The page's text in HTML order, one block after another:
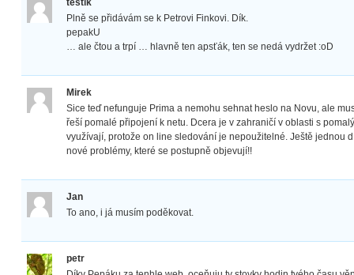
Plně se přidávám se k Petrovi Finkovi. Dík.
pepakU
… ale čtou a trpí … hlavně ten apsťák, ten se nedá vydržet :oD
Mirek
Sice teď nefunguje Prima a nemohu sehnat heslo na Novu, ale
řeší pomalé připojení k netu. Dcera je v zahraničí v oblasti s
využívají, protože on line sledování je nepoužitelné. Ještě jednou
nové problémy, které se postupně objevují!!
Jan
To ano, i já musím poděkovat.
petr